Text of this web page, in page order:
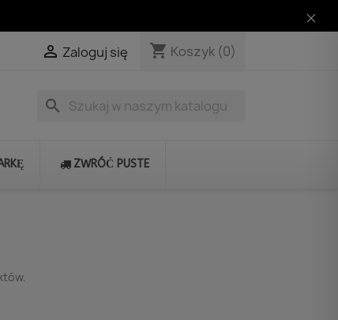
 Zaloguj się shopping_cart Koszyk (0)
search
ZWRÓĆ PUSTE